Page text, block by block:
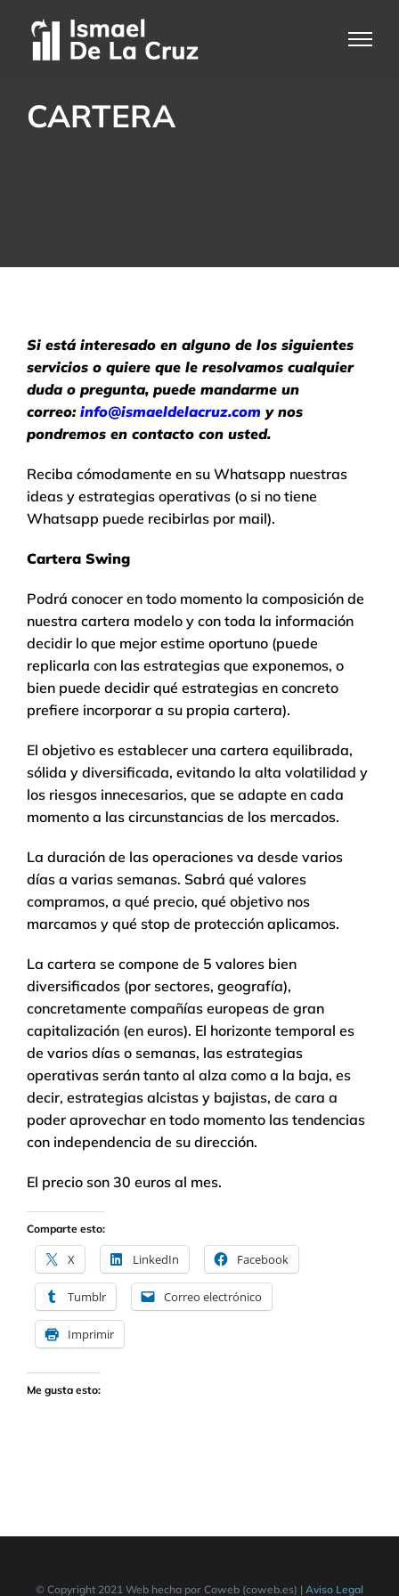
CARTERA
Si está interesado en alguno de los siguientes
servicios o quiere que le resolvamos cualquier
duda o pregunta, puede mandarme un
correo: info@ismaeldelacruz.com y nos
pondremos en contacto con usted.
Reciba cómodamente en su Whatsapp nuestras
ideas y estrategias operativas (o si no tiene
Whatsapp puede recibirlas por mail).
Cartera Swing
Podrá conocer en todo momento la composición de
nuestra cartera modelo y con toda la información
decidir lo que mejor estime oportuno (puede
replicarla con las estrategias que exponemos, o
bien puede decidir qué estrategias en concreto
prefiere incorporar a su propia cartera).
El objetivo es establecer una cartera equilibrada,
sólida y diversificada, evitando la alta volatilidad y
los riesgos innecesarios, que se adapte en cada
momento a las circunstancias de los mercados.
La duración de las operaciones va desde varios
días a varias semanas. Sabrá qué valores
compramos, a qué precio, qué objetivo nos
marcamos y qué stop de protección aplicamos.
La cartera se compone de 5 valores bien
diversificados (por sectores, geografía),
concretamente compañías europeas de gran
capitalización (en euros). El horizonte temporal es
de varios días o semanas, las estrategias
operativas serán tanto al alza como a la baja, es
decir, estrategias alcistas y bajistas, de cara a
poder aprovechar en todo momento las tendencias
con independencia de su dirección.
El precio son 30 euros al mes.
Comparte esto:
X LinkedIn Facebook
Tumblr Correo electrónico
Imprimir
Me gusta esto:
© Copyright 2021 Web hecha por Coweb (coweb.es) | Aviso Legal